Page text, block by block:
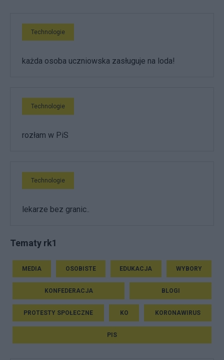
Technologie
każda osoba uczniowska zasługuje na loda!
Technologie
rozłam w PiS
Technologie
lekarze bez granic..
Tematy rk1
MEDIA OSOBISTE EDUKACJA WYBORY
KONFEDERACJA BLOGI
PROTESTY SPOŁECZNE KO KORONAWIRUS
PIS